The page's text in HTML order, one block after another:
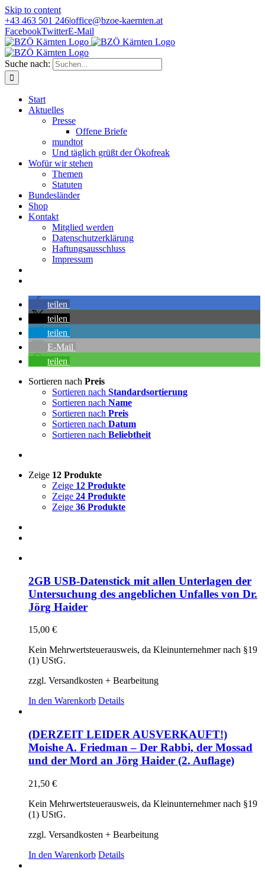
Skip to content
+43 463 501 246|office@bzoe-kaernten.at
FacebookTwitterE-Mail
Suche nach:
Start
Aktuelles
Presse
Offene Briefe
mundtot
Und täglich grüßt der Ökofreak
Wofür wir stehen
Themen
Statuten
Bundesländer
Shop
Kontakt
Mitglied werden
Datenschutzerklärung
Haftungsausschluss
Impressum
teilen
teilen
teilen
E-Mail
teilen
Sortieren nach Preis
Sortieren nach Standardsortierung
Sortieren nach Name
Sortieren nach Preis
Sortieren nach Datum
Sortieren nach Beliebtheit
Zeige 12 Produkte
Zeige 12 Produkte
Zeige 24 Produkte
Zeige 36 Produkte
2GB USB-Datenstick mit allen Unterlagen der
Untersuchung des angeblichen Unfalles von Dr.
Jörg Haider
15,00 €
Kein Mehrwertsteuerausweis, da Kleinunternehmer nach §19
(1) UStG.
zzgl. Versandkosten + Bearbeitung
In den Warenkorb Details
(DERZEIT LEIDER AUSVERKAUFT!)
Moishe A. Friedman – Der Rabbi, der Mossad
und der Mord an Jörg Haider (2. Auflage)
21,50 €
Kein Mehrwertsteuerausweis, da Kleinunternehmer nach §19
(1) UStG.
zzgl. Versandkosten + Bearbeitung
In den Warenkorb Details